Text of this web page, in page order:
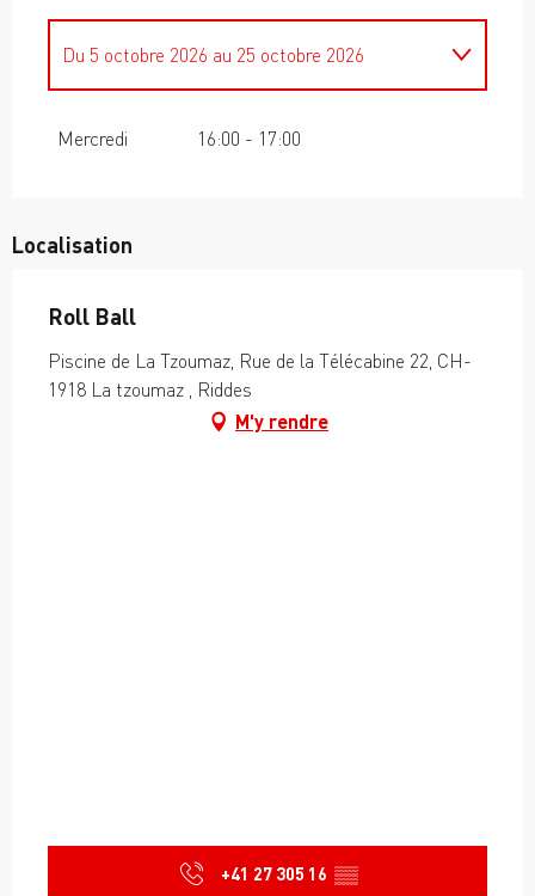
Du 5 octobre 2026 au 25 octobre 2026
Mercredi 16:00 - 17:00
Localisation
Roll Ball
Piscine de La Tzoumaz, Rue de la Télécabine 22, CH-
1918 La tzoumaz , Riddes
M'y rendre
+41 27 305 16 ▒▒